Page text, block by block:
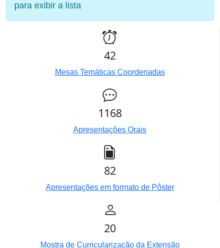
para exibir a lista
42
Mesas Temáticas Coordenadas
1168
Apresentações Orais
82
Apresentações em formato de Pôster
20
Mostra de Curricularização da Extensão